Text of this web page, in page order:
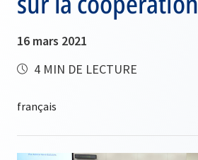
16 mars 2021
4 MIN DE LECTURE